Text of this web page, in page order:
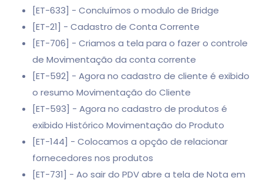
[ET-633] - Concluímos o modulo de Bridge
[ET-21] - Cadastro de Conta Corrente
[ET-706] - Criamos a tela para o fazer o controle
de Movimentação da conta corrente
[ET-592] - Agora no cadastro de cliente é exibido
o resumo Movimentação do Cliente
[ET-593] - Agora no cadastro de produtos é
exibido Histórico Movimentação do Produto
[ET-144] - Colocamos a opção de relacionar
fornecedores nos produtos
[ET-731] - Ao sair do PDV abre a tela de Nota em